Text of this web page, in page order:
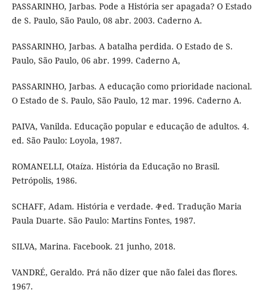
PASSARINHO, Jarbas. Pode a História ser apagada? O Estado
de S. Paulo, São Paulo, 08 abr. 2003. Caderno A.
PASSARINHO, Jarbas. A batalha perdida. O Estado de S.
Paulo, São Paulo, 06 abr. 1999. Caderno A,
PASSARINHO, Jarbas. A educação como prioridade nacional.
O Estado de S. Paulo, São Paulo, 12 mar. 1996. Caderno A.
PAIVA, Vanilda. Educação popular e educação de adultos. 4.
ed. São Paulo: Loyola, 1987.
ROMANELLI, Otaíza. História da Educação no Brasil.
Petrópolis, 1986.
SCHAFF, Adam. História e verdade. 4ͣ ed. Tradução Maria
Paula Duarte. São Paulo: Martins Fontes, 1987.
SILVA, Marina. Facebook. 21 junho, 2018.
VANDRÉ, Geraldo. Prá não dizer que não falei das flores.
1967.